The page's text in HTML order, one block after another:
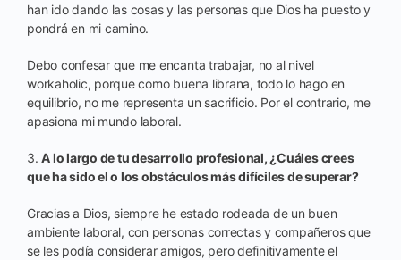
han ido dando las cosas y las personas que Dios ha puesto y
pondrá en mi camino.
Debo confesar que me encanta trabajar, no al nivel
workaholic, porque como buena librana, todo lo hago en
equilibrio, no me representa un sacrificio. Por el contrario, me
apasiona mi mundo laboral.
3.A lo largo de tu desarrollo profesional, ¿Cuáles crees
que ha sido el o los obstáculos más difíciles de superar?
Gracias a Dios, siempre he estado rodeada de un buen
ambiente laboral, con personas correctas y compañeros que
se les podía considerar amigos, pero definitivamente el